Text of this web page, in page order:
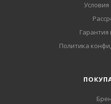
Гарантия
Политика